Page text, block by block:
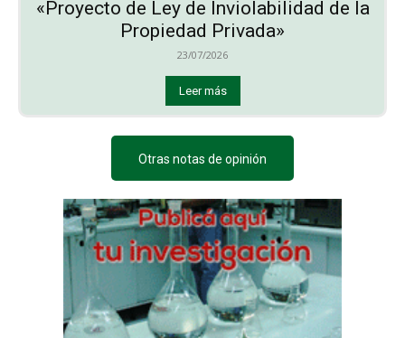
«Proyecto de Ley de Inviolabilidad de la
Propiedad Privada»
23/07/2026
Leer más
Otras notas de opinión